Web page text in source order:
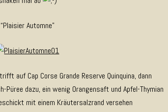
“Plaisier Automne”
auf Cap Corse Grande Reserve Quinquina, dann
Püree dazu, ein wenig Orangensaft und Apfel-Thymian
mit einem Kräutersalzrand versehen